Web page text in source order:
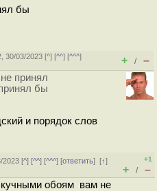
бы
30/03/2023 [^] [^^] [^^^]
+ / –
принял
бы
и порядок слов
2023 [^] [^^] [^^^] [ответить][↑]
+1
+ / –
обоям вам не